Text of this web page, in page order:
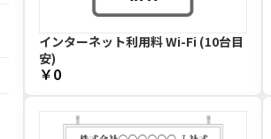
インターネット利用料 Wi-Fi (10台目
安)
￥0